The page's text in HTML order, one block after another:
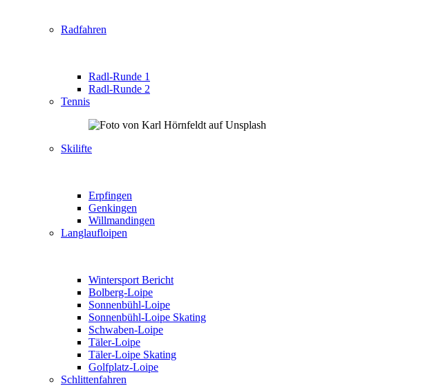
Radfahren
Radl-Runde 1
Radl-Runde 2
Tennis
Skilifte
Erpfingen
Genkingen
Willmandingen
Langlaufloipen
Wintersport Bericht
Bolberg-Loipe
Sonnenbühl-Loipe
Sonnenbühl-Loipe Skating
Schwaben-Loipe
Täler-Loipe
Täler-Loipe Skating
Golfplatz-Loipe
Schlittenfahren